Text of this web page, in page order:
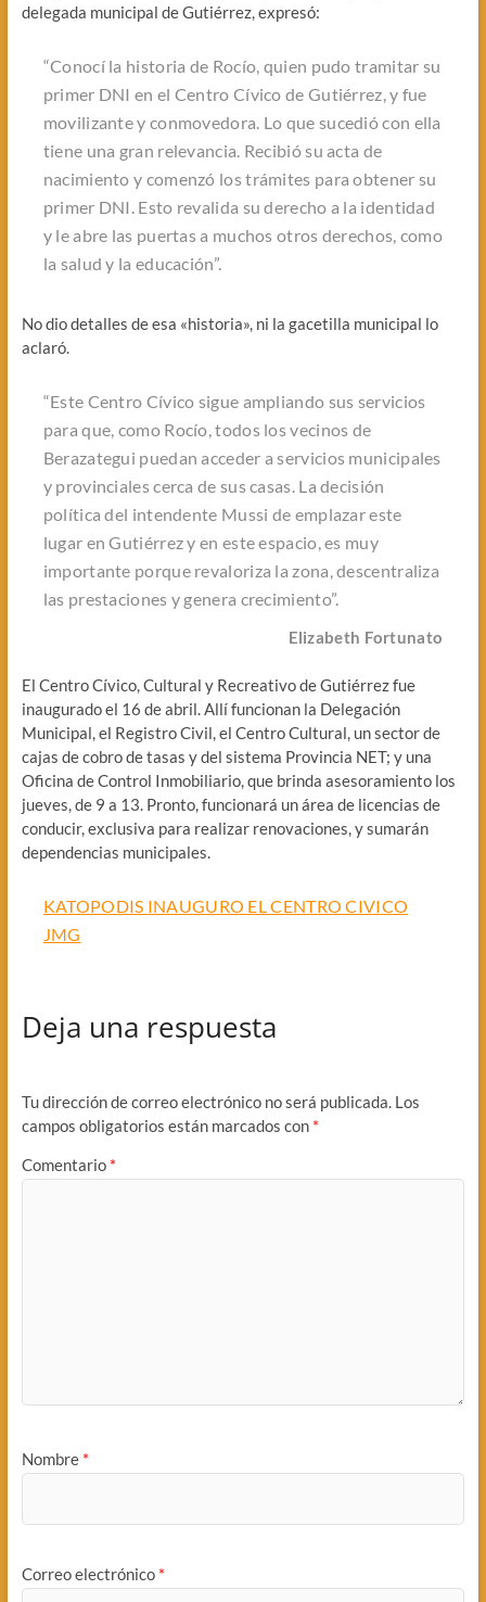
delegada municipal de Gutiérrez, expresó:
“Conocí la historia de Rocío, quien pudo tramitar su
primer DNI en el Centro Cívico de Gutiérrez, y fue
movilizante y conmovedora. Lo que sucedió con ella
tiene una gran relevancia. Recibió su acta de
nacimiento y comenzó los trámites para obtener su
primer DNI. Esto revalida su derecho a la identidad
y le abre las puertas a muchos otros derechos, como
la salud y la educación”.
No dio detalles de esa «historia», ni la gacetilla municipal lo
aclaró.
“Este Centro Cívico sigue ampliando sus servicios
para que, como Rocío, todos los vecinos de
Berazategui puedan acceder a servicios municipales
y provinciales cerca de sus casas. La decisión
política del intendente Mussi de emplazar este
lugar en Gutiérrez y en este espacio, es muy
importante porque revaloriza la zona, descentraliza
las prestaciones y genera crecimiento”.
Elizabeth Fortunato
El Centro Cívico, Cultural y Recreativo de Gutiérrez fue
inaugurado el 16 de abril. Allí funcionan la Delegación
Municipal, el Registro Civil, el Centro Cultural, un sector de
cajas de cobro de tasas y del sistema Provincia NET; y una
Oficina de Control Inmobiliario, que brinda asesoramiento los
jueves, de 9 a 13. Pronto, funcionará un área de licencias de
conducir, exclusiva para realizar renovaciones, y sumarán
dependencias municipales.
KATOPODIS INAUGURO EL CENTRO CIVICO
JMG
Deja una respuesta
Tu dirección de correo electrónico no será publicada. Los
campos obligatorios están marcados con *
Comentario *
Nombre *
Correo electrónico *